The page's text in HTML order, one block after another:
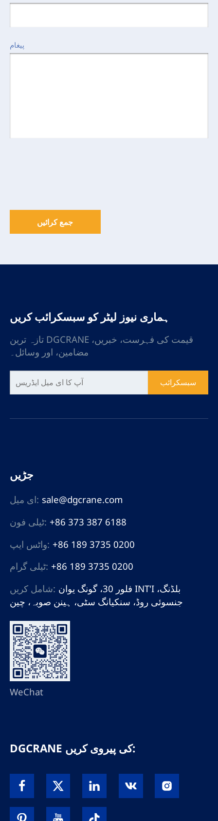
پیغام
جمع کرائیں
ہماری نیوز لیٹر کو سبسکرائب کریں
تازہ ترین DGCRANE قیمت کی فہرست، خبریں،
مضامین، اور وسائل۔
سبسکرائب
جڑیں
ای میل: sale@dgcrane.com
ٹیلی فون: +86 373 387 6188
واٹس ایپ: +86 189 3735 0200
ٹیلی گرام: +86 189 3735 0200
شامل کریں: فلور 30، گونگ یوان INT'I بلڈنگ،
جنسوئی روڈ، سنکیانگ سٹی، ہینن صوبہ، چین
WeChat
DGCRANE کی پیروی کریں: